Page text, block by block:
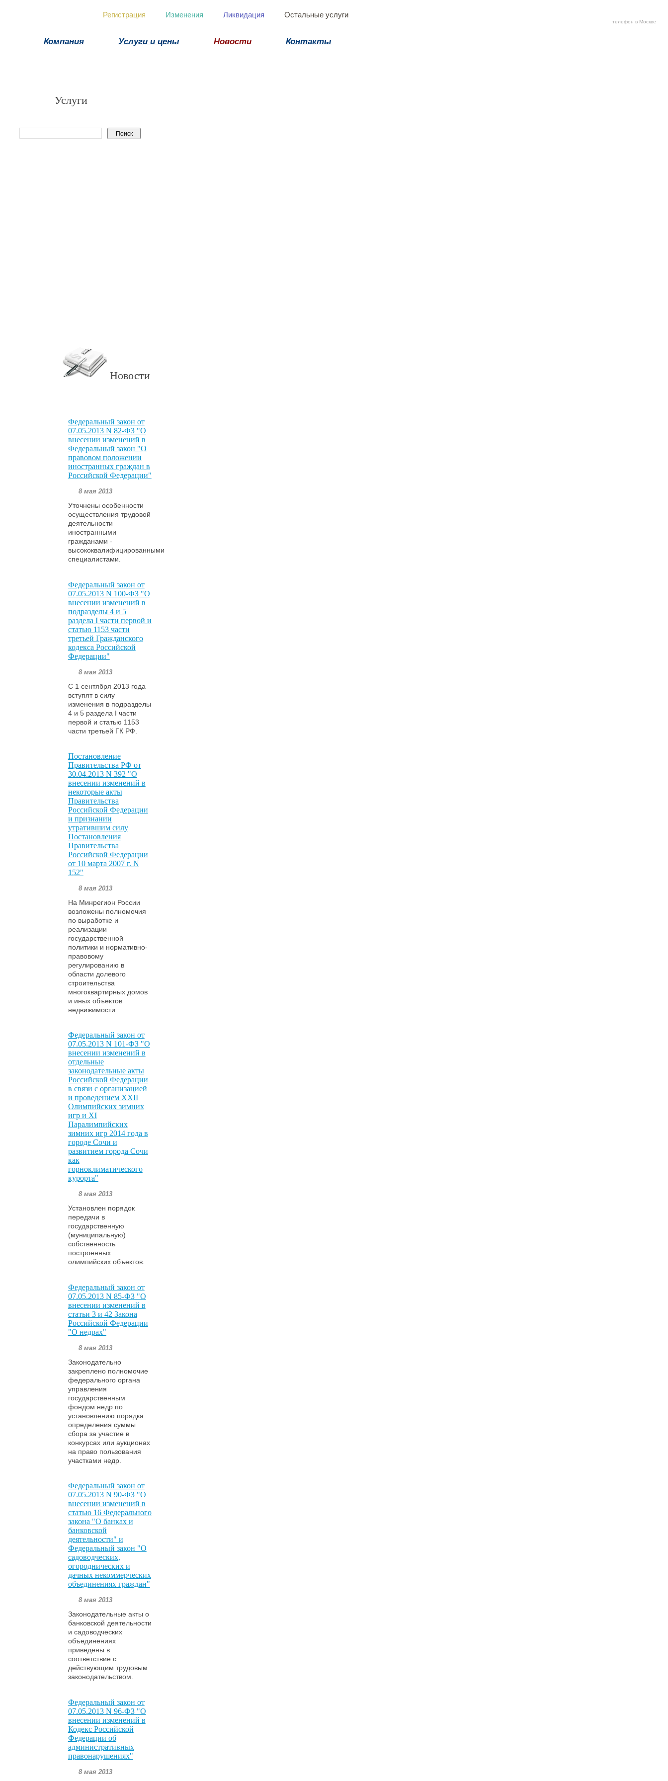
телефон в Москве
Регистрация Изменения Ликвидация Остальные услуги
Компания Услуги и цены Новости Контакты
Услуги
Новости
Федеральный закон от
07.05.2013 N 82-ФЗ "О
внесении изменений в
Федеральный закон "О
правовом положении
иностранных граждан в
Российской Федерации"
8 мая 2013
Уточнены особенности
осуществления трудовой
деятельности
иностранными
гражданами -
высококвалифицированными
специалистами.
Федеральный закон от
07.05.2013 N 100-ФЗ "О
внесении изменений в
подразделы 4 и 5
раздела I части первой и
статью 1153 части
третьей Гражданского
кодекса Российской
Федерации"
8 мая 2013
С 1 сентября 2013 года
вступят в силу
изменения в подразделы
4 и 5 раздела I части
первой и статью 1153
части третьей ГК РФ.
Постановление
Правительства РФ от
30.04.2013 N 392 "О
внесении изменений в
некоторые акты
Правительства
Российской Федерации
и признании
утратившим силу
Постановления
Правительства
Российской Федерации
от 10 марта 2007 г. N
152"
8 мая 2013
На Минрегион России
возложены полномочия
по выработке и
реализации
государственной
политики и нормативно-
правовому
регулированию в
области долевого
строительства
многоквартирных домов
и иных объектов
недвижимости.
Федеральный закон от
07.05.2013 N 101-ФЗ "О
внесении изменений в
отдельные
законодательные акты
Российской Федерации
в связи с организацией
и проведением XXII
Олимпийских зимних
игр и XI
Паралимпийских
зимних игр 2014 года в
городе Сочи и
развитием города Сочи
как
горноклиматического
курорта"
8 мая 2013
Установлен порядок
передачи в
государственную
(муниципальную)
собственность
построенных
олимпийских объектов.
Федеральный закон от
07.05.2013 N 85-ФЗ "О
внесении изменений в
статьи 3 и 42 Закона
Российской Федерации
"О недрах"
8 мая 2013
Законодательно
закреплено полномочие
федерального органа
управления
государственным
фондом недр по
установлению порядка
определения суммы
сбора за участие в
конкурсах или аукционах
на право пользования
участками недр.
Федеральный закон от
07.05.2013 N 90-ФЗ "О
внесении изменений в
статью 16 Федерального
закона "О банках и
банковской
деятельности" и
Федеральный закон "О
садоводческих,
огороднических и
дачных некоммерческих
объединениях граждан"
8 мая 2013
Законодательные акты о
банковской деятельности
и садоводческих
объединениях
приведены в
соответствие с
действующим трудовым
законодательством.
Федеральный закон от
07.05.2013 N 96-ФЗ "О
внесении изменений в
Кодекс Российской
Федерации об
административных
правонарушениях"
8 мая 2013